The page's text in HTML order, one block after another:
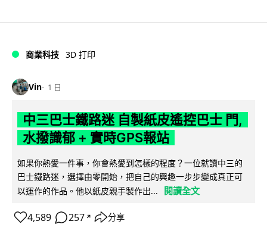
商業科技 3D 打印
Vin 1 日
中三巴士鐵路迷 自製紙皮遙控巴士 門,
水撥識郁 + 實時GPS報站
如果你熱愛一件事，你會熱愛到怎樣的程度？一位就讀中三的
巴士鐵路迷，選擇由零開始，把自己的興趣一步步變成真正可
以運作的作品。他以紙皮親手製作出...
閱讀全文
4,589 257 ↗ 分享